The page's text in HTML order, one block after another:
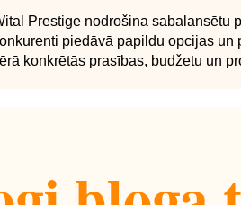
Prestige nodrošina sabalansētu
piedāvā papildu opcijas
konkrētās prasības, budžetu un